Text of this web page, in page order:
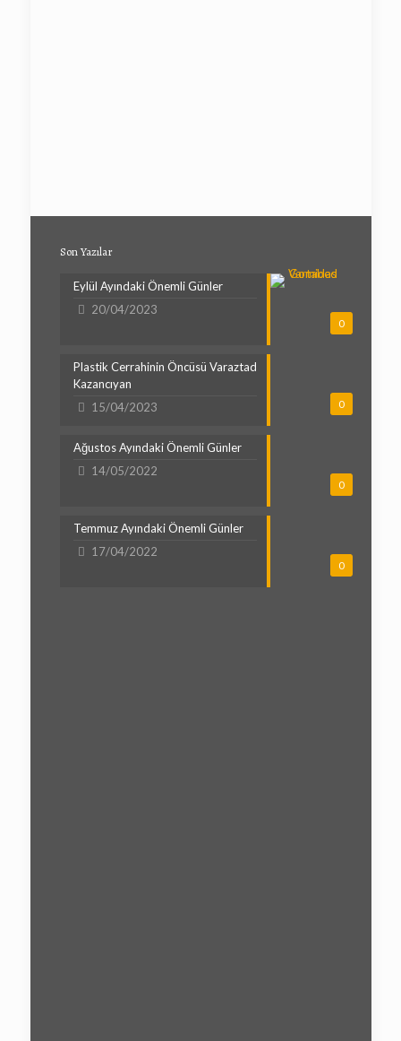
Son Yazılar
0
Eylül Ayındaki Önemli Günler
20/04/2023
0
Plastik Cerrahinin Öncüsü Varaztad
Kazancıyan
15/04/2023
0
Ağustos Ayındaki Önemli Günler
14/05/2022
0
Temmuz Ayındaki Önemli Günler
17/04/2022